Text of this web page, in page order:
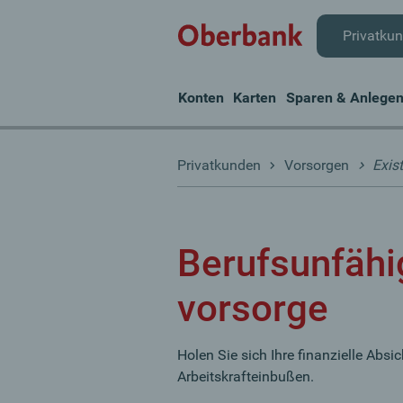
Konten Karten Sparen & Anlegen
Privatkunden Vorsorgen
vorsorge
Holen Sie sich Ihre finanzielle
Arbeitskrafteinbußen.